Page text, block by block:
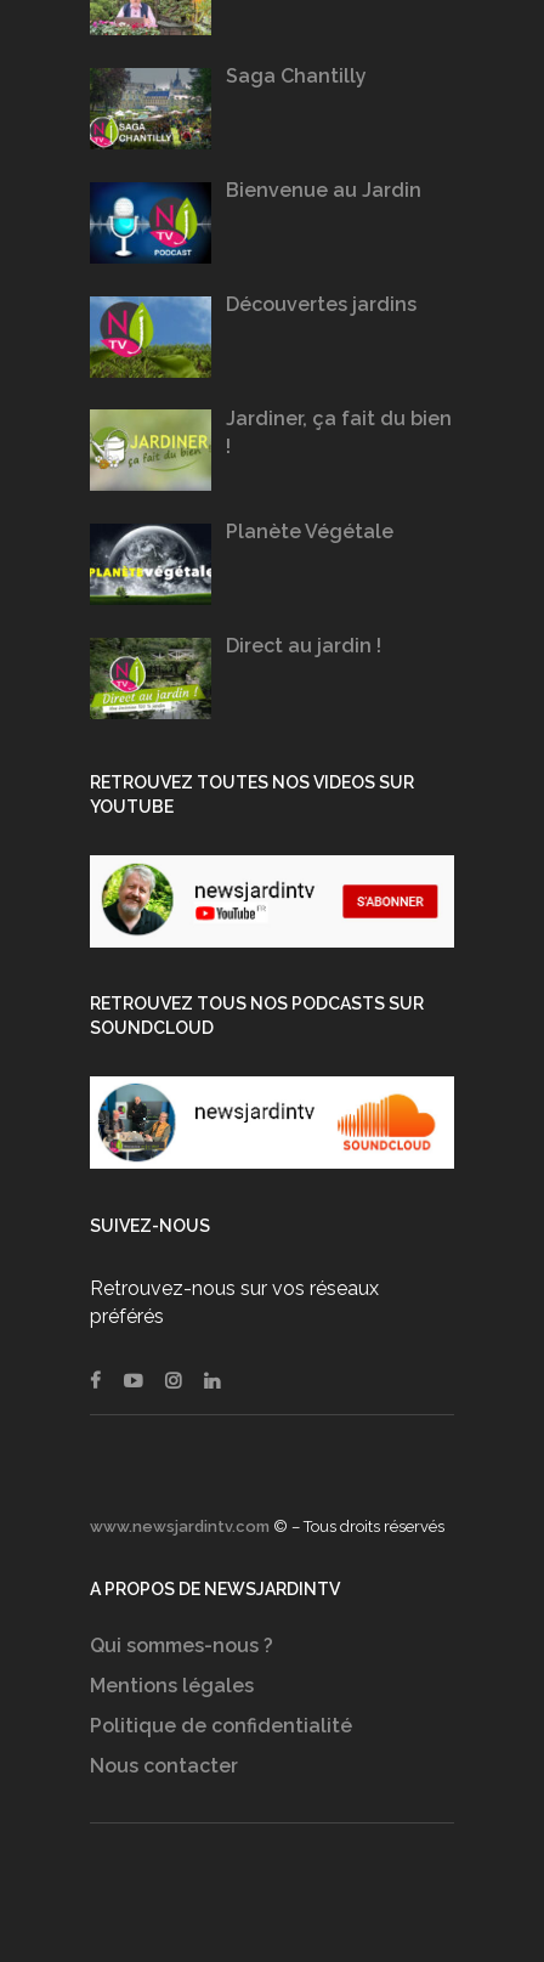
Saga Chantilly
Bienvenue au Jardin
Découvertes jardins
Jardiner, ça fait du bien
!
Planète Végétale
Direct au jardin !
RETROUVEZ TOUTES NOS VIDEOS SUR
YOUTUBE
RETROUVEZ TOUS NOS PODCASTS SUR
SOUNDCLOUD
SUIVEZ-NOUS
Retrouvez-nous sur vos réseaux
préférés
www.newsjardintv.com © – Tous droits réservés
A PROPOS DE NEWSJARDINTV
Qui sommes-nous ?
Mentions légales
Politique de confidentialité
Nous contacter